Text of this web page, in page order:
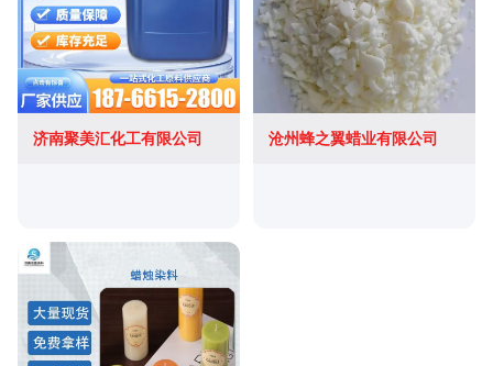
济南聚美汇化工有限公司 沧州蜂之翼蜡业有限公司